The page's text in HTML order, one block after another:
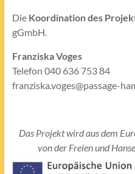
Die Koordination des
gGmbH.
Franziska Voges
Telefon 040 636 753 84
franziska.voges@passage-
Das Projekt wird aus dem
von der Freien und